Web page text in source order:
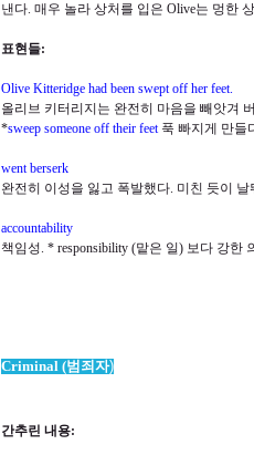
낸다. 매우 놀라 상처를 입은 Olive는 멍한
표현들:
Olive Kitteridge had been swept off her feet.
올리브 키터리지는 완전히 마음을 빼앗겨
*sweep someone off their feet 푹 빠지게 만들
went berserk
완전히 이성을 잃고 폭발했다. 미친 듯이 날
accountability
책임성. * responsibility (맡은 일) 보다 강한
Criminal (범죄자)
간추린 내용: